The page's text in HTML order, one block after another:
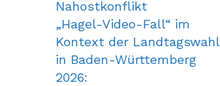
Nahostkonflikt
„Hagel-Video-Fall“ im
Kontext der Landtagswahl
in Baden-Württemberg
2026: